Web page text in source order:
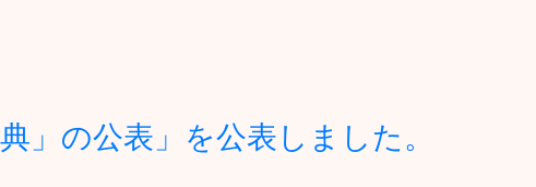
」の公表」を公表しました。